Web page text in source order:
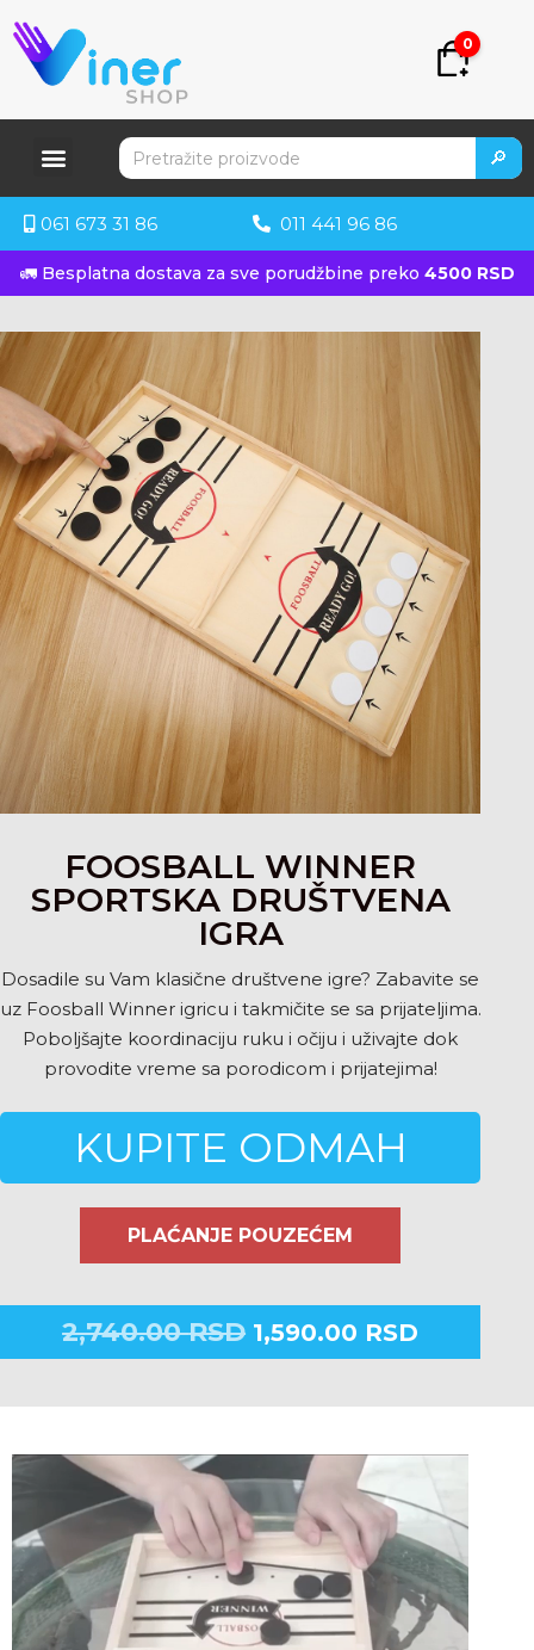
0
🔎
061 673 31 86 011 441 96 86
🚛 Besplatna dostava za sve porudžbine preko 4500 RSD
KUPITE ODMAH
FOOSBALL WINNER
SPORTSKA DRUŠTVENA
IGRA
Dosadile su Vam klasične društvene igre? Zabavite se
uz Foosball Winner igricu i takmičite se sa prijateljima.
Poboljšajte koordinaciju ruku i očiju i uživajte dok
provodite vreme sa porodicom i prijatejima!
KUPITE ODMAH
PLAĆANJE POUZEĆEM
2,740.00RSD 1,590.00 RSD